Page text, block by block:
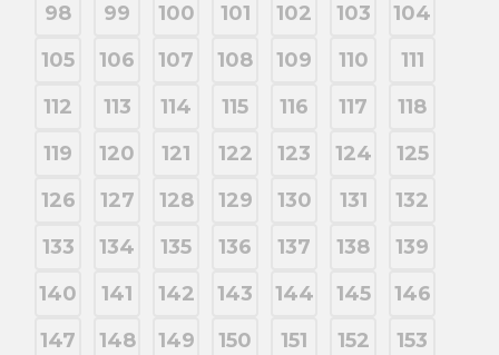
98
99 100 101 102 103
104
105
106 107 108 109 110
111
112
113 114 115 116 117
118
119
120 121 122 123 124
125
126
127 128 129 130 131
132
133
134 135 136 137 138
139
140
141 142 143 144 145
146
147
148 149 150 151 152
153